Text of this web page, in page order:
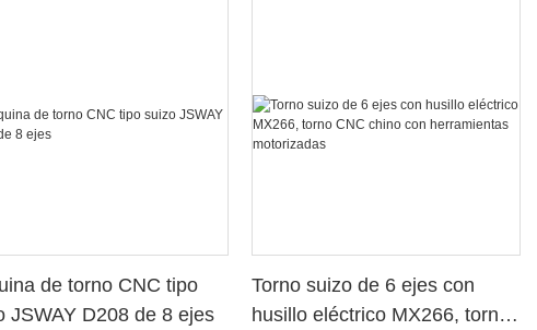
de torno CNC tipo
JSWAY D208 de 8 ejes
Torno suizo de 6 ejes con
husillo eléctrico MX266, torno